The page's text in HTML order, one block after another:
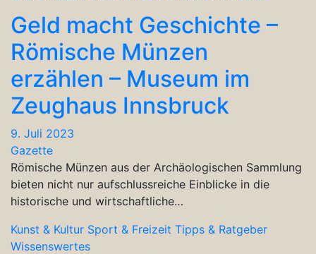
Geld macht Geschichte –
Römische Münzen
erzählen – Museum im
Zeughaus Innsbruck
9. Juli 2023
Gazette
Römische Münzen aus der Archäologischen Sammlung
bieten nicht nur aufschlussreiche Einblicke in die
historische und wirtschaftliche…
Kunst & Kultur Sport & Freizeit Tipps & Ratgeber
Wissenswertes